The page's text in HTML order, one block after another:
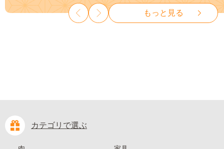
山県 笠岡市 清水白桃 白鳳 白
麗 クール便---
kasaoka_zsy_419_100---
種なし 先行予約 富士川町
10000円 一万円 9000円 九千円
もっと見る
カテゴリで選ぶ